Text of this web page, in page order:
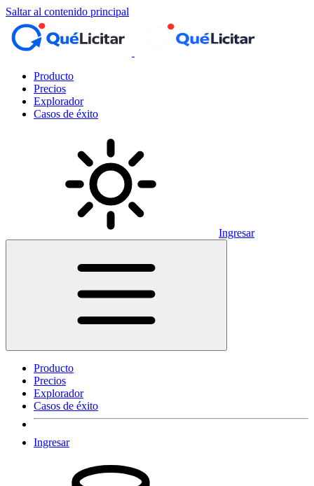
Saltar al contenido principal
Producto
Precios
Explorador
Casos de éxito
Ingresar
Producto
Precios
Explorador
Casos de éxito
Ingresar